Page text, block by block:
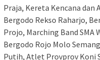
Praja, Kereta Kencana dan
Bergodo Rekso Raharjo,
Projo, Marching Band SMA
Bergodo Rojo Molo
Putih, Atlet Provprov Koni